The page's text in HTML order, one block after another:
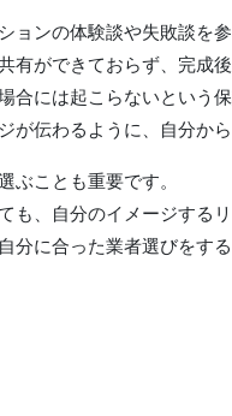
ョンの体験談や失敗談を
有ができておらず、完成
合には起こらないという保
が伝わるように、自分か
ぶことも重要です。
も、自分のイメージする
分に合った業者選びをす